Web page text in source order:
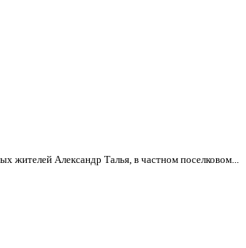
жителей Александр Талья, в частном поселковом...